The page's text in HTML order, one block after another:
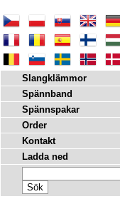
Slangklämmor
Spännband
Spännspakar
Order
Kontakt
Ladda ned